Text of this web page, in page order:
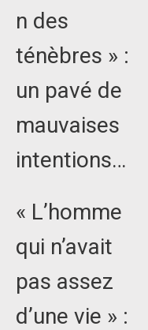
n des
ténèbres » :
un pavé de
mauvaises
intentions…
« L’homme
qui n’avait
pas assez
d’une vie » :